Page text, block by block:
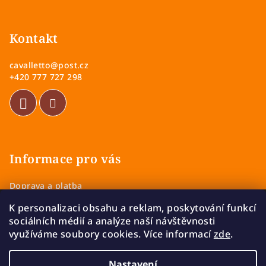
K personalizaci obsahu a reklam, poskytování funkcí
sociálních médií a analýze naší návštěvnosti
využíváme soubory cookies. Více informacízde.
Kontakt
cavalletto@post.cz
+420 777 727 298
Informace pro vás
Doprava a platba
Zásady ochrany osobních údajů
Vrácení a výměna zboží